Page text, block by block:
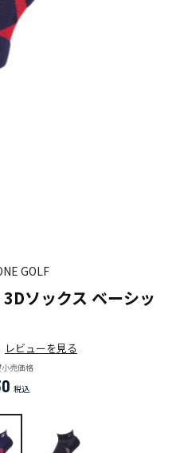
GOLF
3Dソックス ベーシッ
レビューを見る
売価格